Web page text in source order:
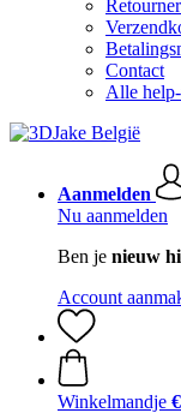
Contact
Alle
Aanmelden
Nu aanmelden
Ben je nieuw
Account
Winkelmandje